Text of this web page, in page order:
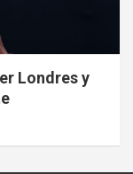
Londres y